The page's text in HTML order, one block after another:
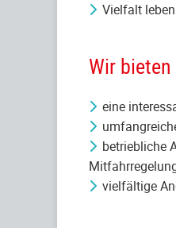
Vielfalt
Wir
eine
betriebliche
vielfältige